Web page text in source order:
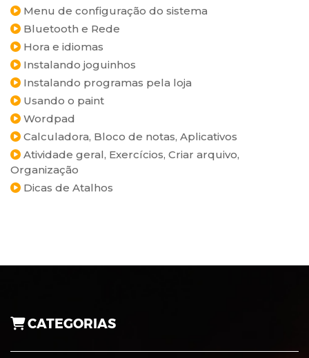
Menu de configuração do sistema
Bluetooth e Rede
Hora e idiomas
Instalando joguinhos
Instalando programas pela loja
Usando o paint
Wordpad
Calculadora, Bloco de notas, Aplicativos
Atividade geral, Exercícios, Criar arquivo,
Organização
Dicas de Atalhos
CATEGORIAS